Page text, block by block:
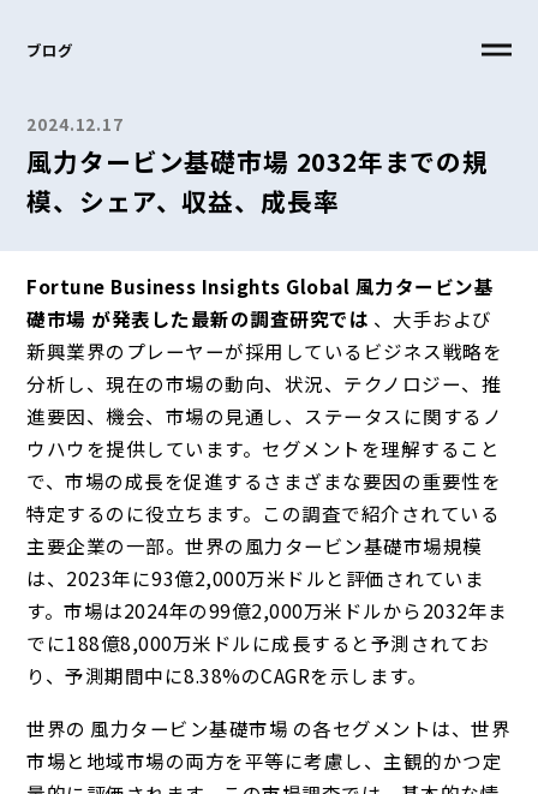
ブログ
2024.12.17
風力タービン基礎市場 2032年までの規
模、シェア、収益、成長率
Fortune Business Insights Global 風力タービン基
礎市場 が発表した最新の調査研究では 、大手および
新興業界のプレーヤーが採用しているビジネス戦略を
分析し、現在の市場の動向、状況、テクノロジー、推
進要因、機会、市場の見通し、ステータスに関するノ
ウハウを提供しています。セグメントを理解すること
で、市場の成長を促進するさまざまな要因の重要性を
特定するのに役立ちます。この調査で紹介されている
主要企業の一部。世界の風力タービン基礎市場規模
は、2023年に93億2,000万米ドルと評価されていま
す。市場は2024年の99億2,000万米ドルから2032年ま
でに188億8,000万米ドルに成長すると予測されてお
り、予測期間中に8.38%のCAGRを示します。
世界の 風力タービン基礎市場 の各セグメントは、世界
市場と地域市場の両方を平等に考慮し、主観的かつ定